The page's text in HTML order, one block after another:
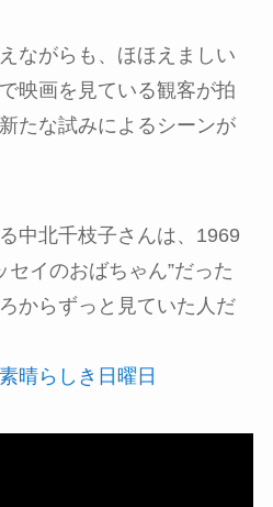
ながらも、ほほえましい
映画を見ている観客が拍
たな試みによるシーンが
中北千枝子さんは、1969
セイのおばちゃん”だった
からずっと見ていた人だ
素晴らしき日曜日